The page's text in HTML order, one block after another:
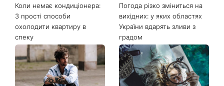
Коли немає кондиціонера:
3 прості способи
охолодити квартиру в
спеку
Погода різко зміниться на
вихідних: у яких областях
України вдарять зливи з
градом